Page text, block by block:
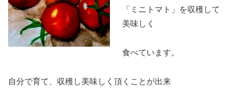
「ミニトマト」を収穫して
美味しく
食べています。
自分で育て、収穫し美味しく頂くことが出来